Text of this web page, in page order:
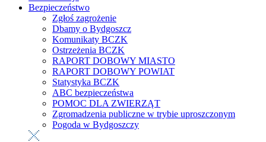
Bezpieczeństwo
Zgłoś zagrożenie
Dbamy o Bydgoszcz
Komunikaty BCZK
Ostrzeżenia BCZK
RAPORT DOBOWY MIASTO
RAPORT DOBOWY POWIAT
Statystyka BCZK
ABC bezpieczeństwa
POMOC DLA ZWIERZĄT
Zgromadzenia publiczne w trybie uproszczonym
Pogoda w Bydgoszczy